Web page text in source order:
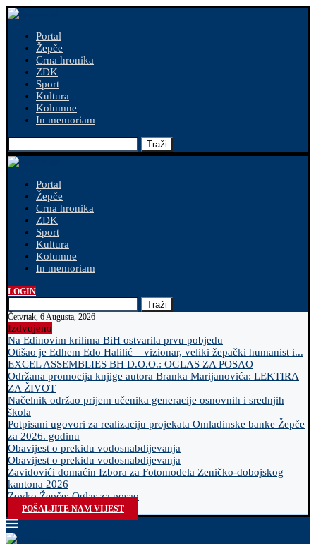
Portal
Žepče
Crna hronika
ZDK
Sport
Kultura
Kolumne
In memoriam
Traži
Portal
Žepče
Crna hronika
ZDK
Sport
Kultura
Kolumne
In memoriam
LOGIN
Traži
Četvrtak, 6 Augusta, 2026
Izdvojeno
Na Edinovim krilima BiH ostvarila prvu pobjedu
Otišao je Edhem Edo Halilić – vizionar, veliki žepački humanist i...
EXCEL ASSEMBLIES BH D.O.O.: OGLAS ZA POSAO
Održana promocija knjige autora Branka Marijanovića: LEKTIRA
ZA ŽIVOT
Načelnik održao prijem učenika generacije osnovnih i srednjih
škola
Potpisani ugovori za realizaciju projekata Omladinske banke Žepče
za 2026. godinu
Obavijest o prekidu vodosnabdijevanja
Obavijest o prekidu vodosnabdijevanja
Zavidovići domaćin Izbora za Fotomodela Zeničko-dobojskog
kantona 2026
Zovko Žepče: Oglas za posao
POŠALJITE NAM VIJEST